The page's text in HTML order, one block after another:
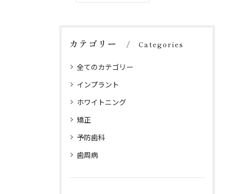
カテゴリー Categories
全てのカテゴリー
インプラント
ホワイトニング
矯正
予防歯科
歯周病